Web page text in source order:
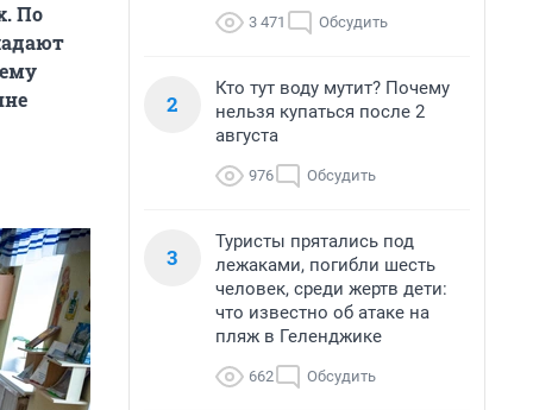
По
3 471 Обсудить
2
Кто тут воду мутит? Почему
нельзя купаться после 2
августа
976 Обсудить
3
Туристы прятались под
лежаками, погибли шесть
человек, среди жертв дети:
что известно об атаке на
пляж в Геленджике
662 Обсудить